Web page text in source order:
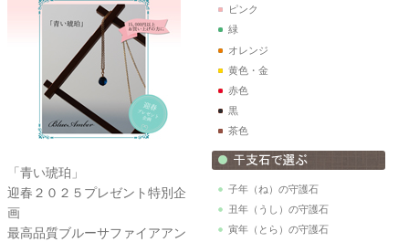
「青い琥珀」
迎春２０２５プレゼント特別企
画
最高品質ブルーサファイアアン
ピンク
緑
オレンジ
黄色・金
赤色
黒
茶色
子年（ね）の守護石
丑年（うし）の守護石
寅年（とら）の守護石